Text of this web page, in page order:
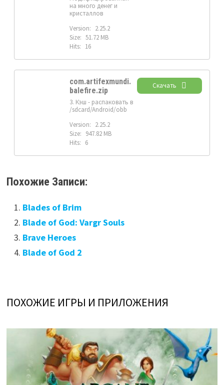
на много денег и
кристаллов
Version: 2.25.2
Size: 51.72 MB
Hits: 16
com.artifexmundi.
balefire.zip
3. Кэш - распаковать в
/sdcard/Android/obb
Version: 2.25.2
Size: 947.82 MB
Hits: 6
Скачать
Похожие Записи:
Blades of Brim
Blade of God: Vargr Souls
Brave Heroes
Blade of God 2
ПОХОЖИЕ ИГРЫ И ПРИЛОЖЕНИЯ